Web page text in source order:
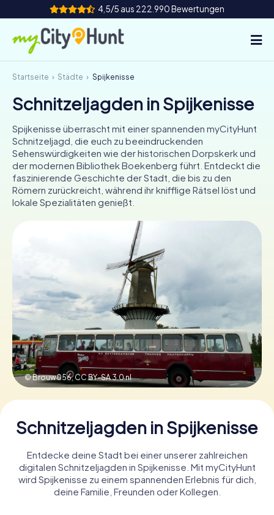
4,5/5 aus 222.990 Bewertungen
So funktioniert's
Städte
Touren
Teamevent
Tickets
DE
Tickets buchen
Gutscheine bestellen
Startseite Städte Spijkenisse
Schnitzeljagden in Spijkenisse
Spijkenisse überrascht mit einer spannenden myCityHunt
Schnitzeljagd, die euch zu beeindruckenden
Sehenswürdigkeiten wie der historischen Dorpskerk und
der modernen Bibliothek Boekenberg führt. Entdeckt die
faszinierende Geschichte der Stadt, die bis zu den
Römern zurückreicht, während ihr knifflige Rätsel löst und
lokale Spezialitäten genießt.
© Brouw056,CC BY-SA 3.0 nl
Schnitzeljagden in Spijkenisse
Entdecke deine Stadt bei einer unserer zahlreichen
digitalen Schnitzeljagden in Spijkenisse. Mit myCityHunt
wird Spijkenisse zu einem spannenden Erlebnis für dich,
deine Familie, Freunden oder Kollegen.